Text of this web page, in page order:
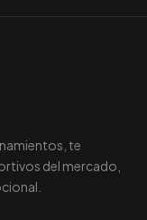
te
del mercado,